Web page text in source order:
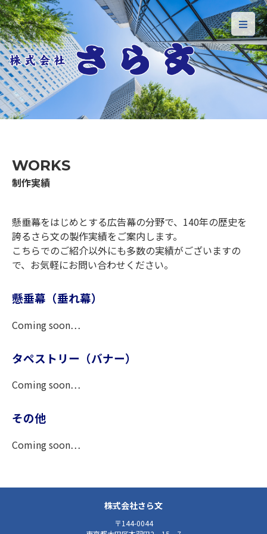
WORKS
制作実績
懸垂幕をはじめとする広告幕の分野で、140年の歴史を
誇るさら文の製作実績をご案内します。
こちらでのご紹介以外にも多数の実績がございますの
で、お気軽にお問い合わせください。
懸垂幕（垂れ幕）
Coming soon…
タペストリー（バナー）
Coming soon…
その他
Coming soon…
株式会社さら文
〒144-0044